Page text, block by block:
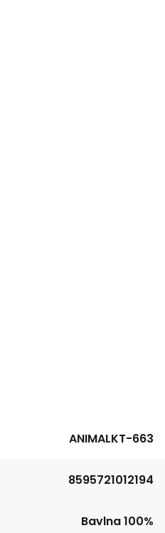
ANIMALKT-663
8595721012194
Bavlna 100%